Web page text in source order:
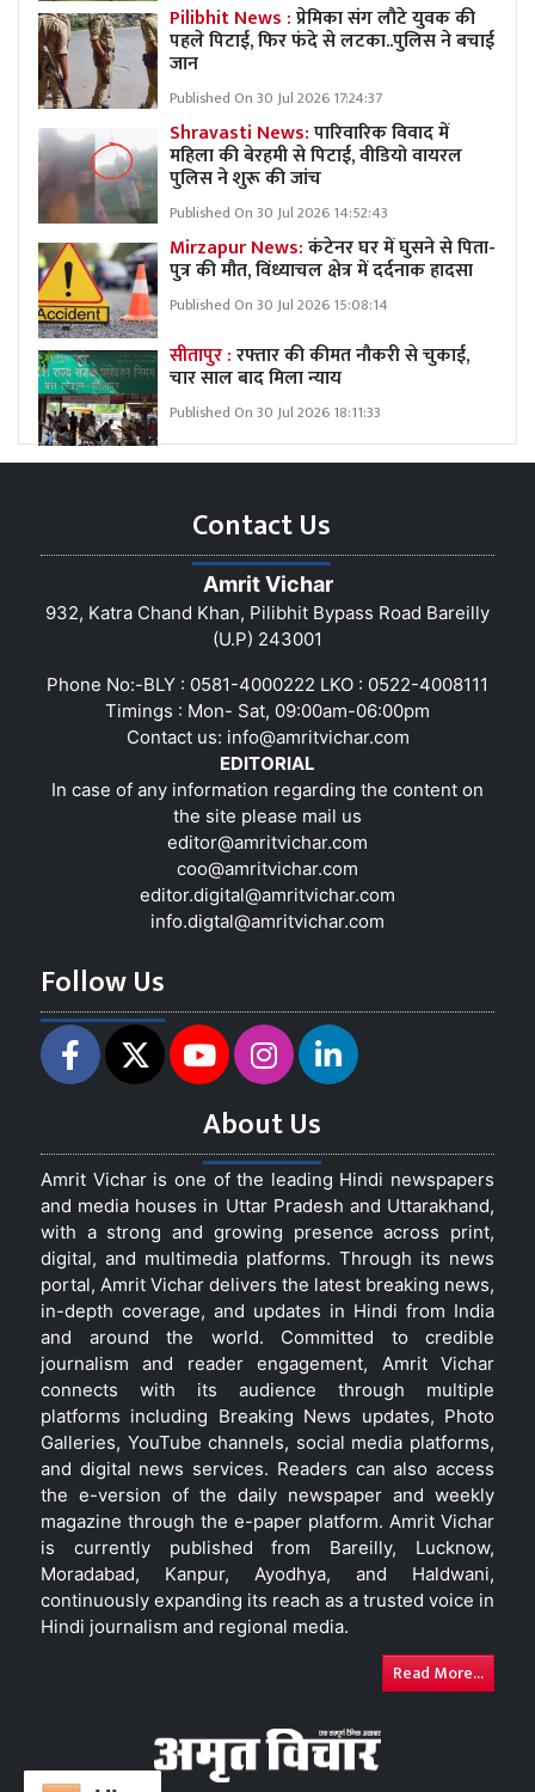
Pilibhit News :प्रेमिका संग लौटे युवक की
पहले पिटाई, फिर फंदे से लटका..पुलिस ने बचाई
जान
Published On 30 Jul 2026 17:24:37
Shravasti News:पारिवारिक विवाद में
महिला की बेरहमी से पिटाई, वीडियो वायरल
पुलिस ने शुरू की जांच
Published On 30 Jul 2026 14:52:43
Mirzapur News:कंटेनर घर में घुसने से पिता-
पुत्र की मौत, विंध्याचल क्षेत्र में दर्दनाक हादसा
Published On 30 Jul 2026 15:08:14
सीतापुर :रफ्तार की कीमत नौकरी से चुकाई,
चार साल बाद मिला न्याय
Published On 30 Jul 2026 18:11:33
Contact Us
Amrit Vichar
932, Katra Chand Khan, Pilibhit Bypass Road Bareilly
(U.P) 243001
Phone No:-BLY : 0581-4000222 LKO : 0522-4008111
Timings : Mon- Sat, 09:00am-06:00pm
Contact us: info@amritvichar.com
EDITORIAL
In case of any information regarding the content on
the site please mail us
editor@amritvichar.com
coo@amritvichar.com
editor.digital@amritvichar.com
info.digtal@amritvichar.com
Follow Us
About Us
Amrit Vichar is one of the leading Hindi newspapers
and media houses in Uttar Pradesh and Uttarakhand,
with a strong and growing presence across print,
digital, and multimedia platforms. Through its news
portal, Amrit Vichar delivers the latest breaking news,
in-depth coverage, and updates in Hindi from India
and around the world. Committed to credible
journalism and reader engagement, Amrit Vichar
connects with its audience through multiple
platforms including Breaking News updates, Photo
Galleries, YouTube channels, social media platforms,
and digital news services. Readers can also access
the e-version of the daily newspaper and weekly
magazine through the e-paper platform. Amrit Vichar
is currently published from Bareilly, Lucknow,
Moradabad, Kanpur, Ayodhya, and Haldwani,
continuously expanding its reach as a trusted voice in
Hindi journalism and regional media.
Read More...